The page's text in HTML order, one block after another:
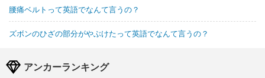
腰痛ベルトって英語でなんて言うの？
ズボンのひざの部分がやぶけたって英語でなんて言うの？
アンカーランキング